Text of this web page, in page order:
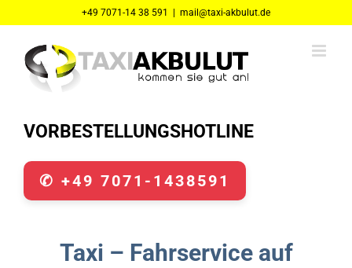
Inhalt
springen
+49 7071-14 38 591 mail@taxi-akbulut.de
VORBESTELLUNGSHOTLINE
✆ +49 7071-1438591
Taxi – Fahrservice auf